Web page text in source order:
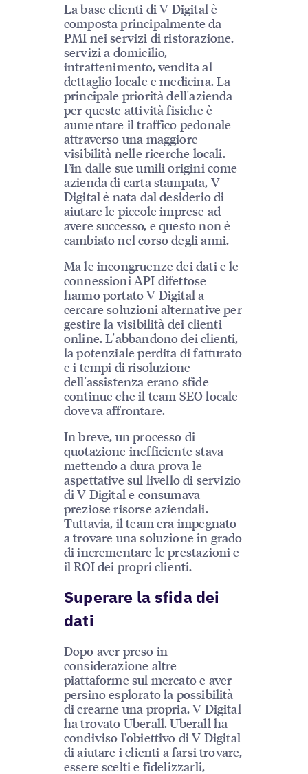
La base clienti di V Digital è
composta principalmente da
PMI nei servizi di ristorazione,
servizi a domicilio,
intrattenimento, vendita al
dettaglio locale e medicina. La
principale priorità dell'azienda
per queste attività fisiche è
aumentare il traffico pedonale
attraverso una maggiore
visibilità nelle ricerche locali.
Fin dalle sue umili origini come
azienda di carta stampata, V
Digital è nata dal desiderio di
aiutare le piccole imprese ad
avere successo, e questo non è
cambiato nel corso degli anni.
Ma le incongruenze dei dati e le
connessioni API difettose
hanno portato V Digital a
cercare soluzioni alternative per
gestire la visibilità dei clienti
online. L'abbandono dei clienti,
la potenziale perdita di fatturato
e i tempi di risoluzione
dell'assistenza erano sfide
continue che il team SEO locale
doveva affrontare.
In breve, un processo di
quotazione inefficiente stava
mettendo a dura prova le
aspettative sul livello di servizio
di V Digital e consumava
preziose risorse aziendali.
Tuttavia, il team era impegnato
a trovare una soluzione in grado
di incrementare le prestazioni e
il ROI dei propri clienti.
Superare la sfida dei
dati
Dopo aver preso in
considerazione altre
piattaforme sul mercato e aver
persino esplorato la possibilità
di crearne una propria, V Digital
ha trovato Uberall. Uberall ha
condiviso l'obiettivo di V Digital
di aiutare i clienti a farsi trovare,
essere scelti e fidelizzarli,